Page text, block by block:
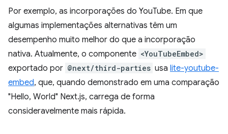
Por exemplo, as incorporações do YouTube. Em que
algumas implementações alternativas têm um
desempenho muito melhor do que a incorporação
nativa. Atualmente, o componente <YouTubeEmbed>
exportado por @next/third-parties usa lite-youtube-
embed, que, quando demonstrado em uma comparação
"Hello, World" Next.js, carrega de forma
consideravelmente mais rápida.